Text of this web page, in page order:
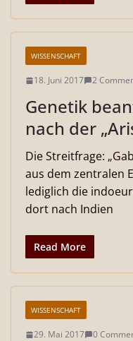
WISSENSCHAFT
18. Juni 2017 2
Genetik
nach der
Die Streitfrage:
aus dem zentralen
lediglich die
dort nach Indien
Read More
WISSENSCHAFT
29. Mai 2017 0